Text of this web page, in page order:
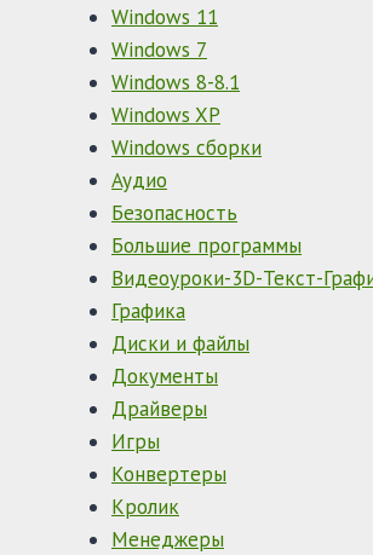
Windows 11
Windows 7
Windows 8-8.1
Windows XP
Windows сборки
Аудио
Безопасность
Большие программы
Видеоуроки-3D-Текст-
Графика
Диски и файлы
Документы
Драйверы
Игры
Конвертеры
Кролик
Менеджеры